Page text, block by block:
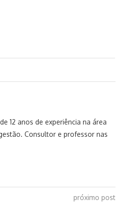
12 anos de experiência na área
Consultor e professor nas
próximo post